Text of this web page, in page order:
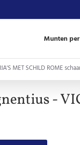
Munten
MET SCHILD ROME
-